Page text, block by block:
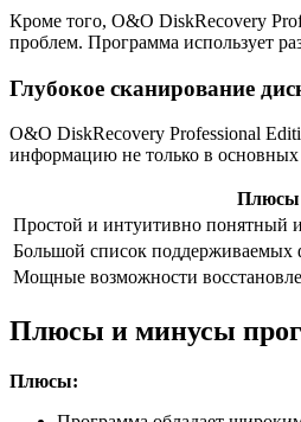
Кроме того, O&O DiskRecovery
проблем. Программа использует
Глубокое сканирование
О&O DiskRecovery Professional
информацию не только в основных
Плюсы
Простой и интуитивно понятный
Большой список поддерживаемых
Мощные возможности
Плюсы и минусы
Плюсы: